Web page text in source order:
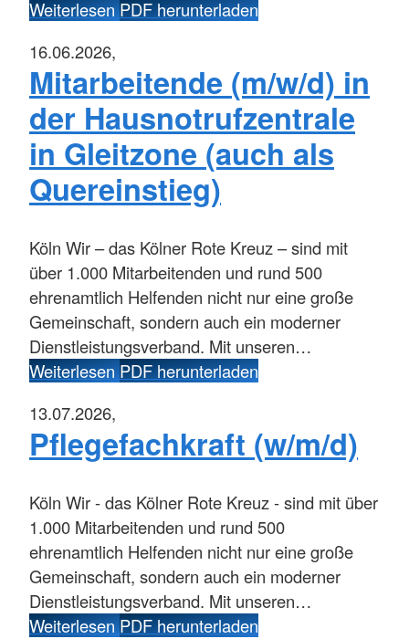
WeiterlesenPDF herunterladen
16.06.2026,
Mitarbeitende (m/w/d) in
der Hausnotrufzentrale
in Gleitzone (auch als
Quereinstieg)
Köln Wir – das Kölner Rote Kreuz – sind mit
über 1.000 Mitarbeitenden und rund 500
ehrenamtlich Helfenden nicht nur eine große
Gemeinschaft, sondern auch ein moderner
Dienstleistungsverband. Mit unseren…
WeiterlesenPDF herunterladen
13.07.2026,
Pflegefachkraft (w/m/d)
Köln Wir - das Kölner Rote Kreuz - sind mit über
1.000 Mitarbeitenden und rund 500
ehrenamtlich Helfenden nicht nur eine große
Gemeinschaft, sondern auch ein moderner
Dienstleistungsverband. Mit unseren…
WeiterlesenPDF herunterladen